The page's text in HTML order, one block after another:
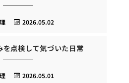
2026.05.02
を点検して気づいた日常
2026.05.01